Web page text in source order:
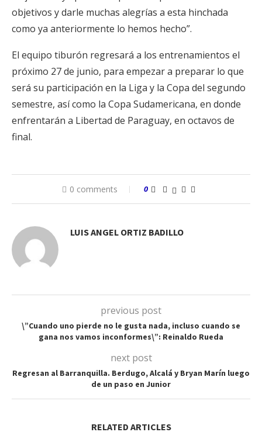
objetivos y darle muchas alegrías a esta hinchada
como ya anteriormente lo hemos hecho”.
El equipo tiburón regresará a los entrenamientos el
próximo 27 de junio, para empezar a preparar lo que
será su participación en la Liga y la Copa del segundo
semestre, así como la Copa Sudamericana, en donde
enfrentarán a Libertad de Paraguay, en octavos de
final.
0 comments 0
LUIS ANGEL ORTIZ BADILLO
previous post
\”Cuando uno pierde no le gusta nada, incluso cuando se
gana nos vamos inconformes\”: Reinaldo Rueda
next post
Regresan al Barranquilla. Berdugo, Alcalá y Bryan Marín luego
de un paso en Junior
RELATED ARTICLES